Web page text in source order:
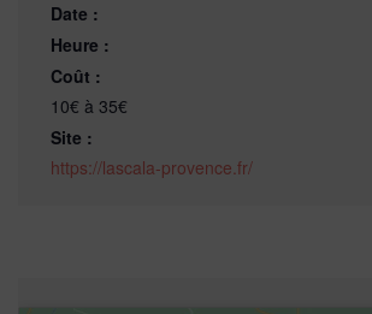
Date :
Heure :
Coût :
10€ à 35€
Site :
https://lascala-provence.fr/